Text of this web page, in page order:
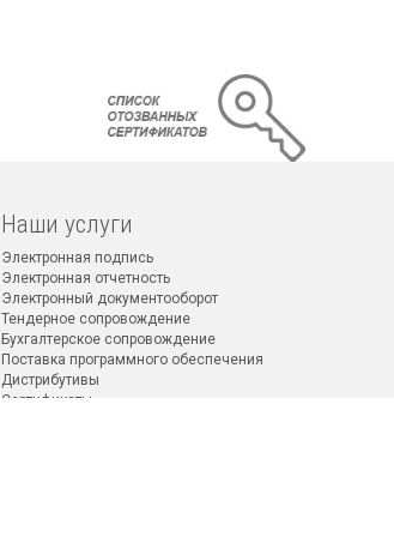
Наши услуги
Электронная подпись
Электронная отчетность
Электронный документооборот
Тендерное сопровождение
Бухгалтерское сопровождение
Поставка программного обеспечения
Дистрибутивы
Сертификаты